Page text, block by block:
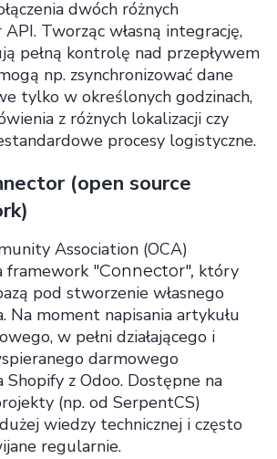
dwóch różnych
Tworząc własną integrację,
pełną kontrolę nad przepływem
np. zsynchronizować dane
tylko w określonych godzinach,
z różnych lokalizacji czy
procesy logistyczne.
(open source
Association (OCA)
framework "Connector", który
pod stworzenie własnego
Na moment napisania artykułu
w pełni działającego i
darmowego
z Odoo. Dostępne na
(np. od SerpentCS)
wiedzy technicznej i często
regularnie.